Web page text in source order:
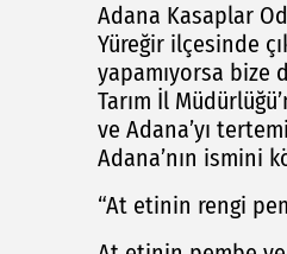
Adana Kasaplar
Yüreğir ilçesinde
yapamıyorsa bize
Tarım İl
ve Adana’yı
Adana’nın ismini
“At etinin rengi